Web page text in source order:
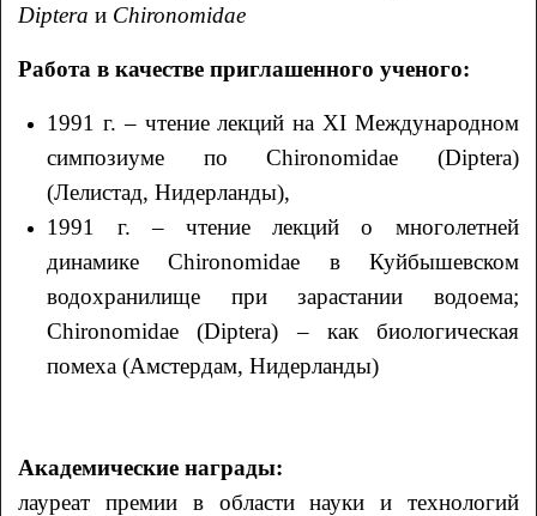
Diptera и Chironomidae
Работа в качестве приглашенного ученого:
1991 г. – чтение лекций на XI Международном
симпозиуме по Chironomidae (Diptera)
(Лелистад, Нидерланды),
1991 г. – чтение лекций о многолетней
динамике Chironomidae в Куйбышевском
водохранилище при зарастании водоема;
Chironomidae (Diptera) – как биологическая
помеха (Амстердам, Нидерланды)
Академические награды:
лауреат премии в области науки и технологий